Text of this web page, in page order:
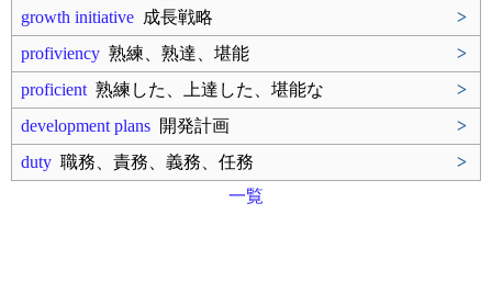
growth initiative 成長戦略
>
profiviency 熟練、熟達、堪能
>
proficient 熟練した、上達した、堪能な
>
development plans 開発計画
>
duty 職務、責務、義務、任務
>
一覧